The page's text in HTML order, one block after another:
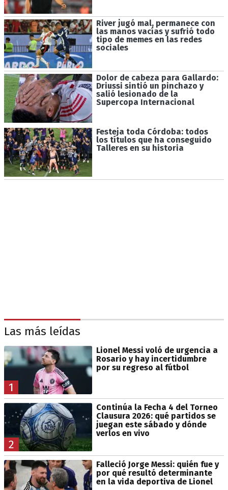
River jugó mal, permanece con
las manos vacías y sufrió todo
tipo de memes en las redes
sociales
Dolor de cabeza para Gallardo:
Driussi sintió un pinchazo y
salió lesionado de la
Supercopa Internacional
Festeja toda Córdoba: todos
los títulos que ha conseguido
Talleres en su historia
Las más leídas
1
Lionel Messi voló de urgencia a
Rosario y hay incertidumbre
por su regreso al fútbol
2
Continúa la Fecha 4 del Torneo
Clausura 2026: qué partidos se
juegan este sábado y dónde
verlos en vivo
Falleció Jorge Messi: quién fue y
por qué resultó determinante
en la vida deportiva de Lionel